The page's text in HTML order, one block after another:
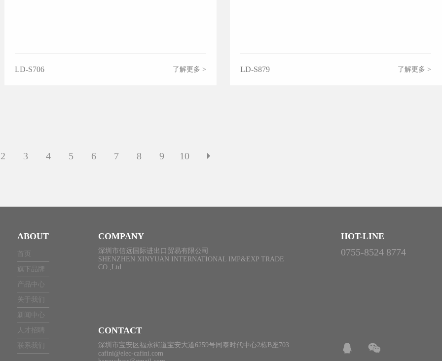
LD-S706 了解更多 > LD-S879 了解更多 >
2 3 4 5 6 7 8 9 10
ABOUT
首页
旗下品牌
产品中心
关于我们
新闻中心
人才招聘
联系我们
COMPANY
深圳市信远国际进出口贸易有限公司
SHENZHEN XINYUAN INTERNATIONAL IMP&EXP TRADE
CO.,Ltd
CONTACT
深圳市宝安区福永街道宝安大道6259号同泰时代中心2栋B座703
cafini@elec-cafini.com
HOT-LINE
0755-8524 8774